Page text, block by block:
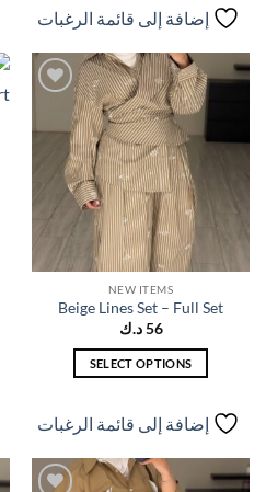
من
الأشكال
المختلفة
لهذا
المنتج.
يمكن
اختيار
الخيارات
على
صفحة
المنتج
إضافة إلى قائمة الرغبات
الرغبات
NEW ITEMS
Beige Lines Set – Full Set
56 د.ك
SELECT OPTIONS
من
الأشكال
المختلفة
إضافة إلى قائمة الرغبات